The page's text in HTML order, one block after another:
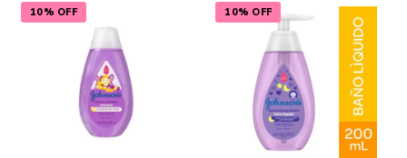
10% OFF 10% OFF